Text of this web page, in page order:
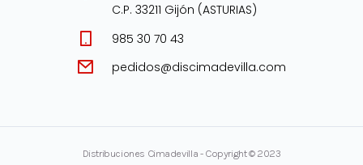
C.P. 33211 Gijón (ASTURIAS)
985 30 70 43
pedidos@discimadevilla.com
Distribuciones Cimadevilla - Copyright © 2023